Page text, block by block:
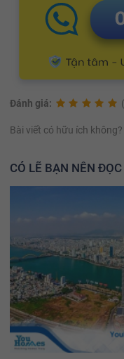
Đánh giá:
Bài viết có hữu ích không?
CÓ LẼ BẠN NÊN